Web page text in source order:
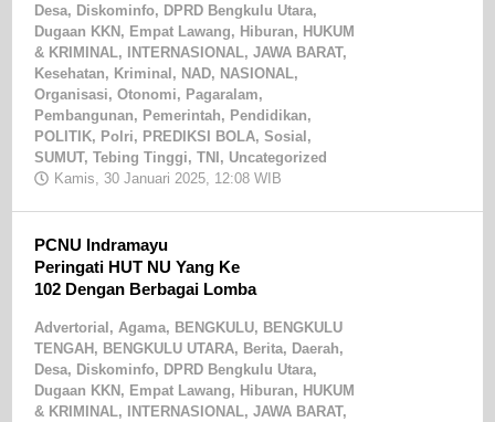
Desa, Diskominfo, DPRD Bengkulu Utara,
Dugaan KKN , Empat Lawang, Hiburan, HUKUM
& KRIMINAL, INTERNASIONAL, JAWA BARAT,
Kesehatan, Kriminal , NAD, NASIONAL,
Organisasi, Otonomi, Pagaralam,
Pembangunan, Pemerintah, Pendidikan,
POLITIK, Polri, PREDIKSI BOLA, Sosial ,
SUMUT, Tebing Tinggi, TNI , Uncategorized
Kamis, 30 Januari 2025, 12:08 WIB
PCNU Indramayu
Peringati HUT NU Yang Ke
102 Dengan Berbagai Lomba
Advertorial , Agama, BENGKULU, BENGKULU
TENGAH , BENGKULU UTARA, Berita, Daerah,
Desa, Diskominfo, DPRD Bengkulu Utara,
Dugaan KKN , Empat Lawang, Hiburan, HUKUM
& KRIMINAL, INTERNASIONAL, JAWA BARAT,